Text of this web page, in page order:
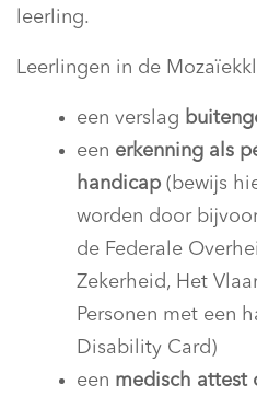
leerling.
Leerlingen in de
een verslag
een erkenning als
handicap (bewijs
worden door
de Federale
Zekerheid, Het
Personen met een
Disability Card)
een medisch attest